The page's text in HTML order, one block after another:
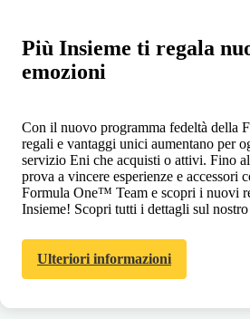
Più Insieme ti regala
emozioni
Con il nuovo programma fedeltà della
regali e vantaggi unici aumentano per
servizio Eni che acquisti o attivi. Fino
prova a vincere esperienze e accessori
Formula One™ Team e scopri i nuovi
Insieme! Scopri tutti i dettagli sul
Ulteriori informazioni